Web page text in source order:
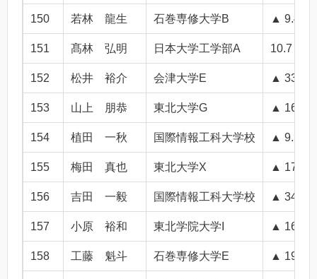
150 若林 龍生 石巻専修大学B ▲ 9.4
151 髙林 弘明 日本大学工学部A 10.7
152 松井 裕介 会津大学E ▲ 33.2
153 山上 朋恭 東北大学G ▲ 16.1
154 植田 一秋 国際情報工科大学校 ▲ 9.5
155 梅田 真也 東北大学X ▲ 17.7
156 吉田 一毅 国際情報工科大学校 ▲ 34.3
157 小原 裕和 東北学院大学I ▲ 16.9
158 工藤 魁斗 石巻専修大学E ▲ 19.9